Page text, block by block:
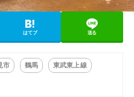
はてブ 送る
市 鶴馬 東武東上線